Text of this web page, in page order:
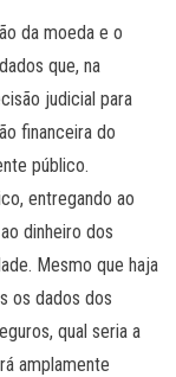
da moeda e o
que, na
judicial para
financeira do
público.
entregando ao
dinheiro dos
Mesmo que haja
os dados dos
qual seria a
amplamente